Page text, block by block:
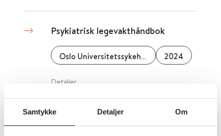
Samtykke Detaljer Om
Psykiatrisk legevakthåndbok
Oslo Universitetssykehus 2024
Detaljer
Pasientforløp psykisk helse voksne